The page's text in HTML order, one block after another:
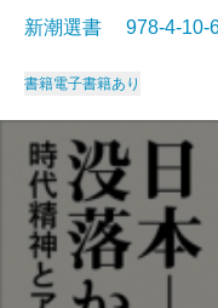
新潮選書 978-4-
書籍電子書籍あり